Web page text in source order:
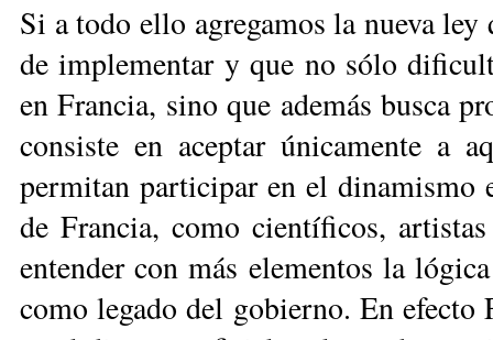
Si a todo ello agregamos la nueva
de implementar y que no sólo
en Francia, sino que además busca
consiste en aceptar únicamente a
permitan participar en el dinamismo
de Francia, como científicos,
entender con más elementos la
como legado del gobierno. En efecto